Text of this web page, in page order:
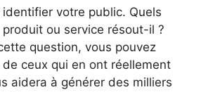
votre public. Quels
ou service résout-il ?
question, vous pouvez
de ceux qui en ont réellement
aidera à générer des milliers